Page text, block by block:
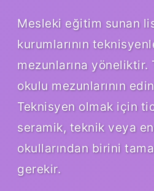
Mesleki eğitim sunan
kurumlarının
mezunlarına yöneliktir.
okulu mezunlarının
Teknisyen olmak için
seramik, teknik veya
okullarından birini
gerekir.